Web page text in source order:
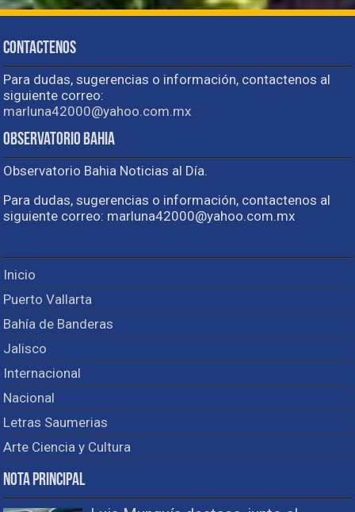
Contactenos
Para dudas, sugerencias o información, contactenos al
siguiente correo:
marluna42000@yahoo.com.mx
Observatorio Bahia
Observatorio Bahia Noticias al Día.
Para dudas, sugerencias o información, contactenos al
siguiente correo: marluna42000@yahoo.com.mx
Inicio
Puerto Vallarta
Bahía de Banderas
Jalisco
Internacional
Nacional
Letras Saumerias
Arte Ciencia y Cultura
Nota Principal